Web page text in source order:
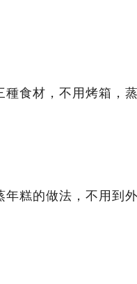
種食材，不用烤箱，
年糕的做法，不用到